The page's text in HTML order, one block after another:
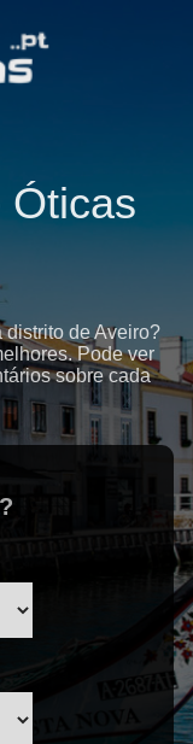
Óticas
distrito de Aveiro?
Pode ver
sobre cada